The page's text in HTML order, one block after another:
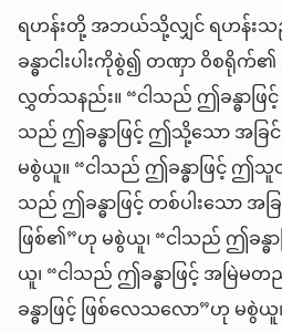
ရဟန်းတို့ အဘယ်သို့လျှင် ရဟန်းသည်
ခန္ဓာငါးပါးကိုစွဲ၍ တဏှာ ဝိစရိုက်
လွှတ်သနည်း။ “ငါသည် ဤခန္ဓာဖြ
သည် ဤခန္ဓာဖြင့် ဤသို့သော အခြင်
မစွဲယူ။ “ငါသည် ဤခန္ဓာဖြင့် ဤ
သည် ဤခန္ဓာဖြင့် တစ်ပါးသော အခ
ဖြစ်၏”ဟု မစွဲယူ၊ “ငါသည် ဤခန္
ယူ၊ “ငါသည် ဤခန္ဓာဖြင့် အမြဲ
ခန္ဓာဖြင့် ဖြစ်လေသလော”ဟု မစွဲယူ